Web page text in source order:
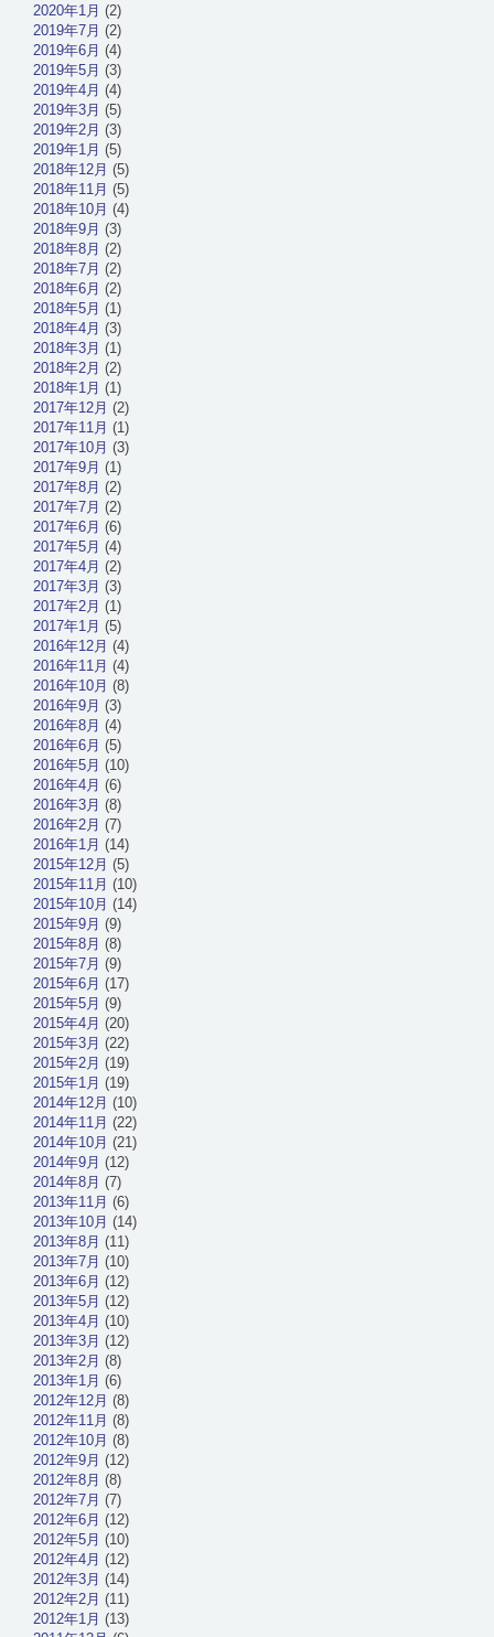
2020年1月 (2)
2019年7月 (2)
2019年6月 (4)
2019年5月 (3)
2019年4月 (4)
2019年3月 (5)
2019年2月 (3)
2019年1月 (5)
2018年12月 (5)
2018年11月 (5)
2018年10月 (4)
2018年9月 (3)
2018年8月 (2)
2018年7月 (2)
2018年6月 (2)
2018年5月 (1)
2018年4月 (3)
2018年3月 (1)
2018年2月 (2)
2018年1月 (1)
2017年12月 (2)
2017年11月 (1)
2017年10月 (3)
2017年9月 (1)
2017年8月 (2)
2017年7月 (2)
2017年6月 (6)
2017年5月 (4)
2017年4月 (2)
2017年3月 (3)
2017年2月 (1)
2017年1月 (5)
2016年12月 (4)
2016年11月 (4)
2016年10月 (8)
2016年9月 (3)
2016年8月 (4)
2016年6月 (5)
2016年5月 (10)
2016年4月 (6)
2016年3月 (8)
2016年2月 (7)
2016年1月 (14)
2015年12月 (5)
2015年11月 (10)
2015年10月 (14)
2015年9月 (9)
2015年8月 (8)
2015年7月 (9)
2015年6月 (17)
2015年5月 (9)
2015年4月 (20)
2015年3月 (22)
2015年2月 (19)
2015年1月 (19)
2014年12月 (10)
2014年11月 (22)
2014年10月 (21)
2014年9月 (12)
2014年8月 (7)
2013年11月 (6)
2013年10月 (14)
2013年8月 (11)
2013年7月 (10)
2013年6月 (12)
2013年5月 (12)
2013年4月 (10)
2013年3月 (12)
2013年2月 (8)
2013年1月 (6)
2012年12月 (8)
2012年11月 (8)
2012年10月 (8)
2012年9月 (12)
2012年8月 (8)
2012年7月 (7)
2012年6月 (12)
2012年5月 (10)
2012年4月 (12)
2012年3月 (14)
2012年2月 (11)
2012年1月 (13)